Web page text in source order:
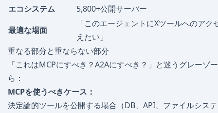
エコシステム
5,800+公開サーバー
最適な場面
「このエージェントにXツールへのアク
えたい」
重なる部分と重ならない部分
「これはMCPにすべき？A2Aにすべき？」と迷うグレーゾ
ら：
MCPを使うべきケース：
決定論的ツールを公開する場合（DB、API、ファイルシス